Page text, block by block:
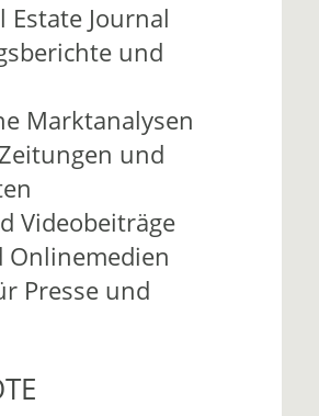
Estate Journal
und
Marktanalysen
und
Videobeiträge
Onlinemedien
Presse und